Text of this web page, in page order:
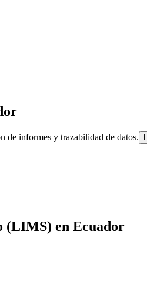
de informes y trazabilidad de datos.
(LIMS) en Ecuador